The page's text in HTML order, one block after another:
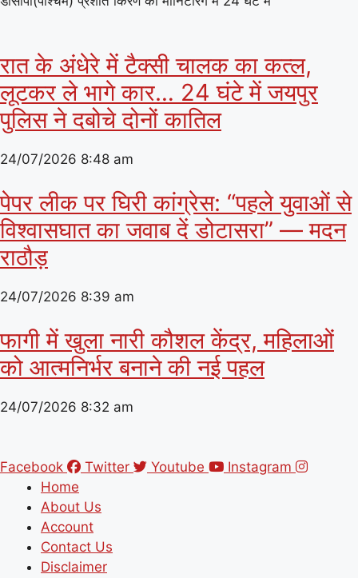
रात के अंधेरे में टैक्सी चालक का कत्ल,
लूटकर ले भागे कार… 24 घंटे में जयपुर
पुलिस ने दबोचे दोनों कातिल
24/07/2026 8:48 am
पेपर लीक पर घिरी कांग्रेस: “पहले युवाओं से
विश्वासघात का जवाब दें डोटासरा” — मदन
राठौड़
24/07/2026 8:39 am
फागी में खुला नारी कौशल केंद्र, महिलाओं
को आत्मनिर्भर बनाने की नई पहल
24/07/2026 8:32 am
Facebook Twitter Youtube
Instagram
Home
About Us
Account
Contact Us
Disclaimer